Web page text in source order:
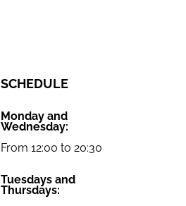
SCHEDULE
Monday and
Wednesday:
From 12:00 to 20:30
Tuesdays and
Thursdays: